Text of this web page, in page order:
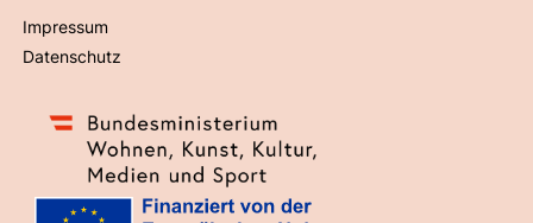
Impressum
Datenschutz